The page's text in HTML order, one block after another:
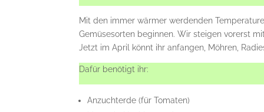
Mit den immer wärmer werdenden
Gemüsesorten beginnen. Wir steigen vorerst
Jetzt im April könnt ihr anfangen, Möhren,
Dafür benötigt ihr:
Anzuchterde (für Tomaten)